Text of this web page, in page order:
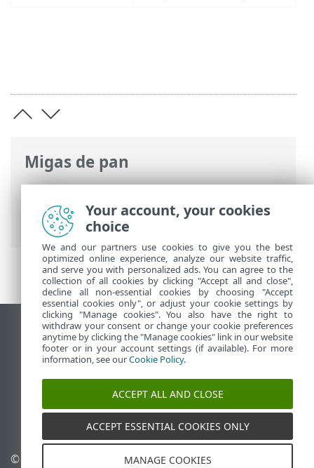
Migas de pan
Ayuda en línea de ESET>ESET Mail
Security >Información general >
Características principales
Ver sitio del escritorio
End of Life
Base de conocimiento de ESET
Foro de ESET
ESET Status Portal
Soporte regional
©
ESET, spol. s
Administrar perfiles
Your account, your cookies
choice
We and our partners use cookies to give you the best
optimized online experience, analyze our website traffic,
and serve you with personalized ads. You can agree to the
collection of all cookies by clicking "Accept all and close",
decline all non-essential cookies by choosing "Accept
essential cookies only", or adjust your cookie settings by
clicking "Manage cookies". You also have the right to
withdraw your consent or change your cookie preferences
anytime by clicking the "Manage cookies" link in our website
footer or in your account settings (if available). For more
information, see ourCookie Policy.
ACCEPT ALL AND CLOSE
ACCEPT ESSENTIAL COOKIES ONLY
MANAGE COOKIES